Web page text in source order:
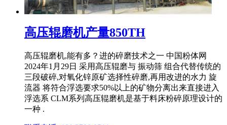
高压辊磨机产量850TH
高压辊磨机,能有多？进的碎磨技术之一 中国粉体网
2024年1月29日 采用高压辊磨与 振动筛 组合代替传统的
三段破碎,对氧化锌原矿选择性碎磨,再用改进的水力 旋
流器 将符合浮选要求50%以上的矿物分离出来直接进入
浮选系 CLM系列高压辊磨机是基于料床粉碎原理设计的
一种 .